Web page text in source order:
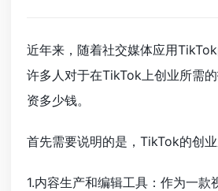
近年来，随着社交媒体应用
许多人对于在TikTok上创业所需
资多少钱。
首先需要说明的是，TikTok的创
1.内容生产和编辑工具：作为一